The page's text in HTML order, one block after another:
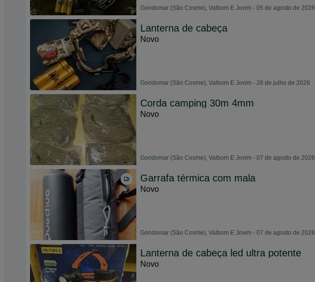
Gondomar (São Cosme), Valbom E Jovim - 05 de agosto de 2026
Lanterna de cabeça
Novo
Gondomar (São Cosme), Valbom E Jovim - 28 de julho de 2026
Corda camping 30m 4mm
Novo
Gondomar (São Cosme), Valbom E Jovim - 07 de agosto de 2026
Garrafa térmica com mala
Novo
Gondomar (São Cosme), Valbom E Jovim - 07 de agosto de 2026
Lanterna de cabeça led ultra potente
Novo